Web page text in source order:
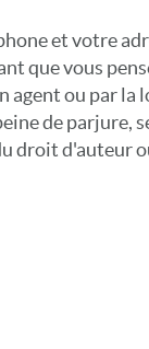
et votre
que vous
agent ou par la
de parjure,
droit d'auteur